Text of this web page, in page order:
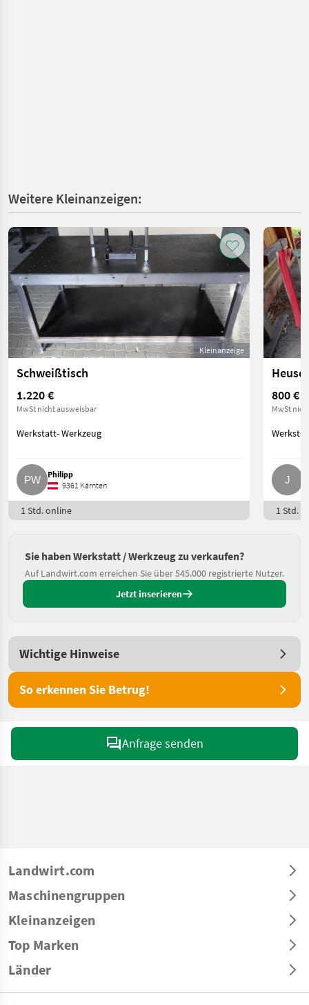
Weitere Kleinanzeigen:
Kleinanzeige
Schweißtisch
1.220 €
MwSt nicht ausweisbar
Werkstatt- Werkzeug
Philipp
9361 Kärnten
1 Std. online
800 €
MwSt
1 Std.
Sie haben Werkstatt / Werkzeug zu verkaufen?
Auf Landwirt.com erreichen Sie über 545.000 registrierte Nutzer.
Jetzt inserieren
Wichtige Hinweise
So erkennen Sie Betrug!
Anfrage senden
Landwirt.com
Maschinengruppen
Kleinanzeigen
Top Marken
Länder